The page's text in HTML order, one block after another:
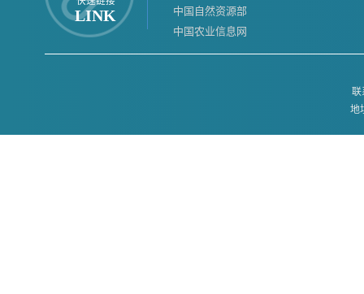
LINK
中国自然资源部
中国农业信息网
联
地